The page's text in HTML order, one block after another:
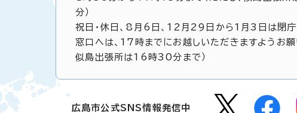
分）
祝日・休日、8月6日、12月29日から1月3日は閉庁
窓口へは、17時までにお越しいただきますようお願い
似島出張所は16時30分まで）
広島市公式SNS情報発信中